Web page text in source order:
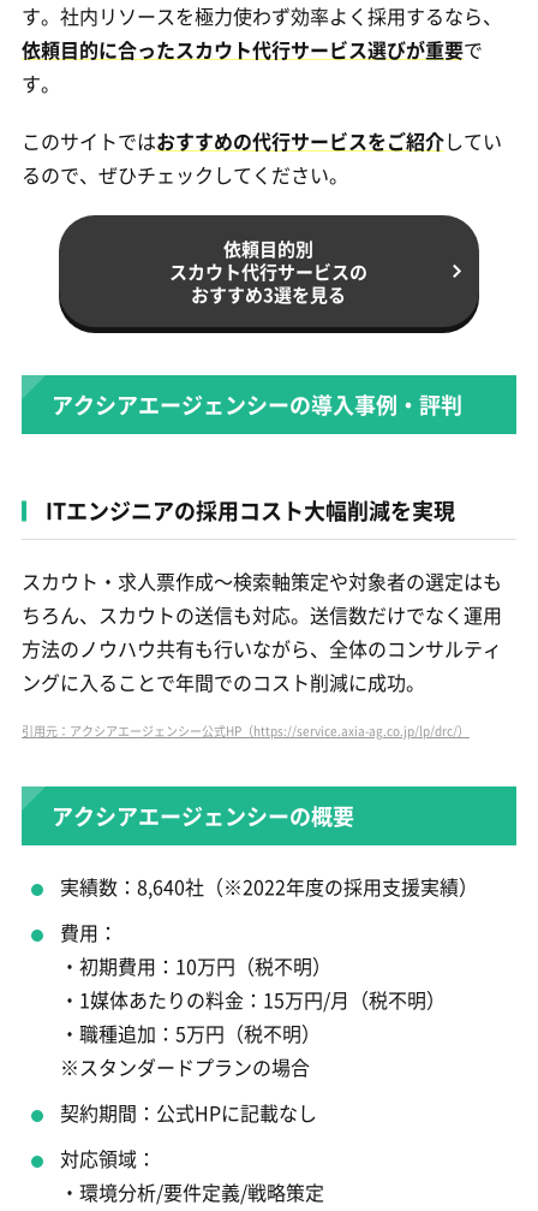
す。社内リソースを極力使わず効率よく採用するなら、
依頼目的に合ったスカウト代行サービス選びが重要で
す。
このサイトではおすすめの代行サービスをご紹介してい
るので、ぜひチェックしてください。
依頼目的別
スカウト代行サービスの
おすすめ3選を見る
アクシアエージェンシーの導入事例・評判
ITエンジニアの採用コスト大幅削減を実現
スカウト・求人票作成～検索軸策定や対象者の選定はも
ちろん、スカウトの送信も対応。送信数だけでなく運用
方法のノウハウ共有も行いながら、全体のコンサルティ
ングに入ることで年間でのコスト削減に成功。
引用元：アクシアエージェンシー公式HP（https://service.axia-ag.co.jp/lp/drc/）
アクシアエージェンシーの概要
実績数：8,640社（※2022年度の採用支援実績）
費用：
・初期費用：10万円（税不明）
・1媒体あたりの料金：15万円/月（税不明）
・職種追加：5万円（税不明）
※スタンダードプランの場合
契約期間：公式HPに記載なし
対応領域：
・環境分析/要件定義/戦略策定